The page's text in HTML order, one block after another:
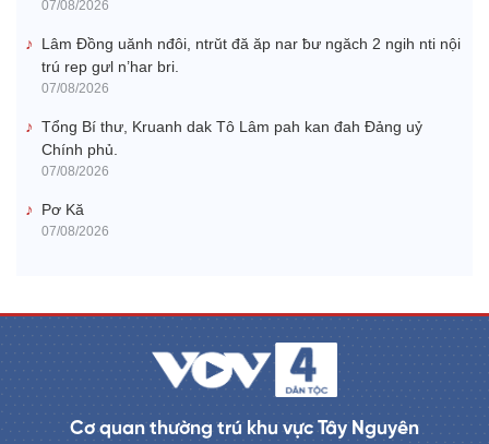
07/08/2026
Lâm Đồng uănh nđôi, ntrŭt đă ăp nar ƀư ngăch 2 ngih nti nội
trú rep gưl n’har bri.
07/08/2026
Tổng Bí thư, Kruanh dak Tô Lâm pah kan đah Đảng uỷ
Chính phủ.
07/08/2026
Pơ Kă
07/08/2026
Cơ quan thường trú khu vực Tây Nguyên